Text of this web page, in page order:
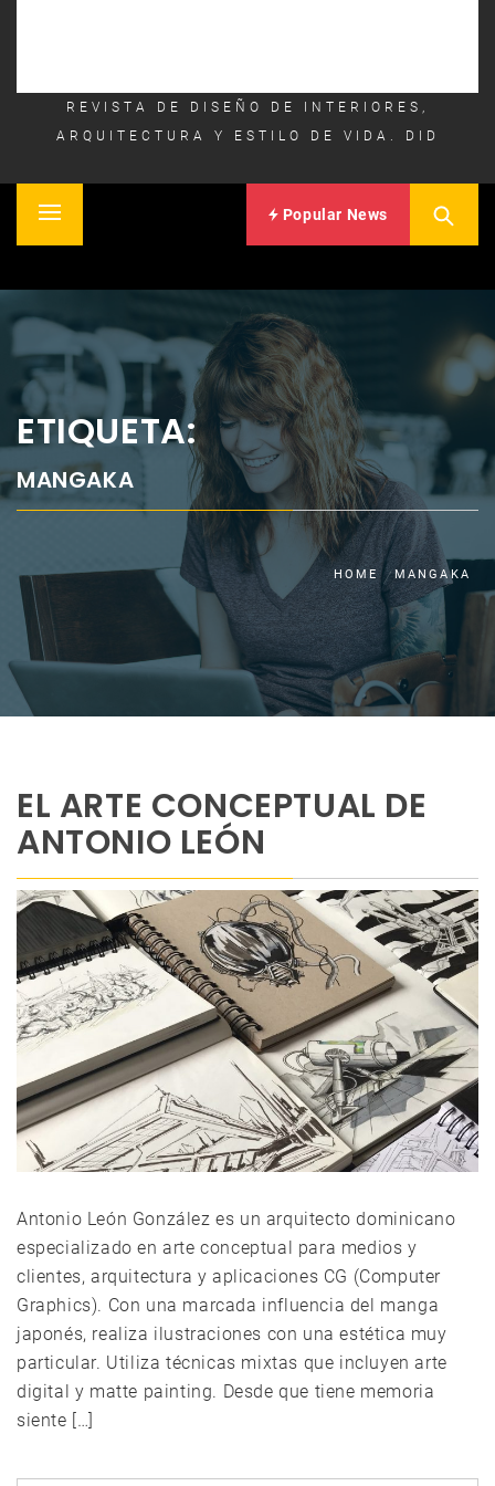
REVISTA DE DISEÑO DE INTERIORES,
ARQUITECTURA Y ESTILO DE VIDA. DID
Primary
Popular News
ETIQUETA:
MANGAKA
HOME MANGAKA
EL ARTE CONCEPTUAL DE
ANTONIO LEÓN
Antonio León González es un arquitecto dominicano
especializado en arte conceptual para medios y
clientes, arquitectura y aplicaciones CG (Computer
Graphics). Con una marcada influencia del manga
japonés, realiza ilustraciones con una estética muy
particular. Utiliza técnicas mixtas que incluyen arte
digital y matte painting. Desde que tiene memoria
siente […]